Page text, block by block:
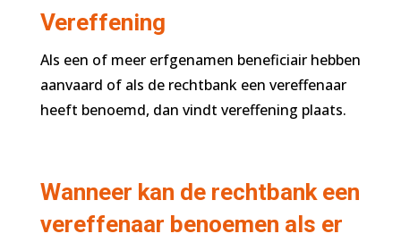
Vereffening
Als een of meer erfgenamen beneficiair hebben
aanvaard of als de rechtbank een vereffenaar
heeft benoemd, dan vindt vereffening plaats.
Wanneer kan de rechtbank een
vereffenaar benoemen als er